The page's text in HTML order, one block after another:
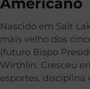
Nascido em Salt
mais velho dos
(futuro Bispo
Wirthlin. Cresceu
esportes, disciplina